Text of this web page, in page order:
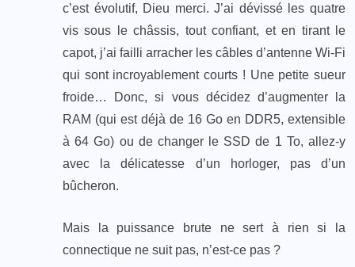
c’est évolutif, Dieu merci. J’ai dévissé les quatre
vis sous le châssis, tout confiant, et en tirant le
capot, j’ai failli arracher les câbles d’antenne Wi-Fi
qui sont incroyablement courts ! Une petite sueur
froide… Donc, si vous décidez d’augmenter la
RAM (qui est déjà de 16 Go en DDR5, extensible
à 64 Go) ou de changer le SSD de 1 To, allez-y
avec la délicatesse d’un horloger, pas d’un
bûcheron.
Mais la puissance brute ne sert à rien si la
connectique ne suit pas, n’est-ce pas ?